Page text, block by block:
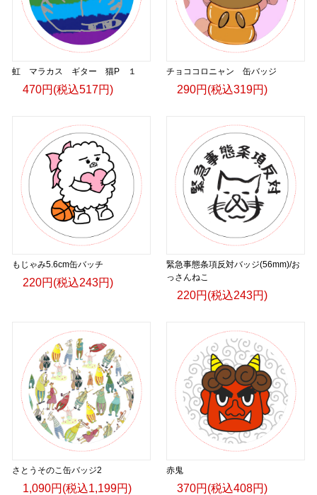
虹 マラカス ギター 猫P １
470円(税込517円)
チョココロニャン 缶バッジ
290円(税込319円)
もじゃみ5.6cm缶バッチ
220円(税込243円)
緊急事態条項反対バッジ(56mm)/お
っさんねこ
220円(税込243円)
さとうそのこ缶バッジ2
1,090円(税込1,199円)
赤鬼
370円(税込408円)